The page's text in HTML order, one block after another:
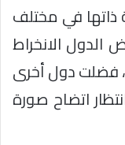
ذاتها في مختلف
الدول الانخراط
فضلت دول أخرى
اتضاح صورة